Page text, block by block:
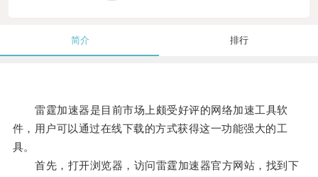
简介 排行
雷霆加速器是目前市场上颇受好评的网络加速工具软
件，用户可以通过在线下载的方式获得这一功能强大的工
具。
首先，打开浏览器，访问雷霆加速器官方网站，找到下